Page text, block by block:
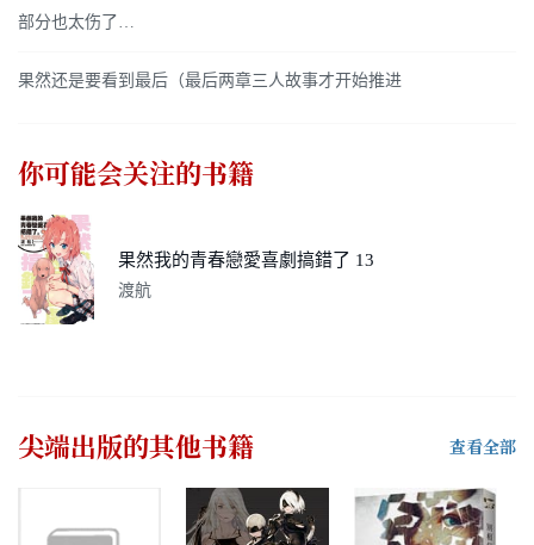
部分也太伤了…
果然还是要看到最后（最后两章三人故事才开始推进
你可能会关注的书籍
果然我的青春戀愛喜劇搞錯了 13
渡航
尖端出版的其他书籍 查看全部